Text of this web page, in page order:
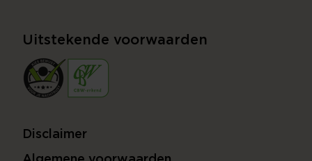
Uitstekende voorwaarden
Disclaimer